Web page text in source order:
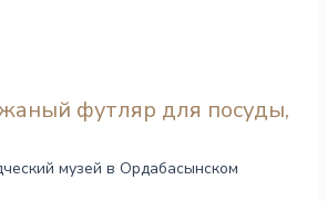
футляр для посуды,
музей в Ордабасынском